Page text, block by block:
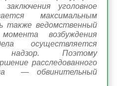
заключения уголовное
максимальным
также ведомственный
возбуждения
осуществляется
надзор. Поэтому
расследованного
— обвинительный